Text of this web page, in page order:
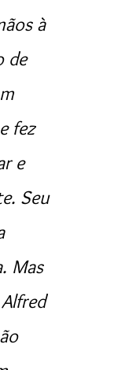
à
de
fez
e
Seu
Mas